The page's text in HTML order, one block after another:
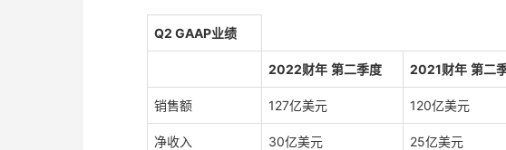
Q2 GAAP业绩
2022财年 第二季度 2021财年 第二
销售额 127亿美元 120亿美元
净收入 30亿美元 25亿美元